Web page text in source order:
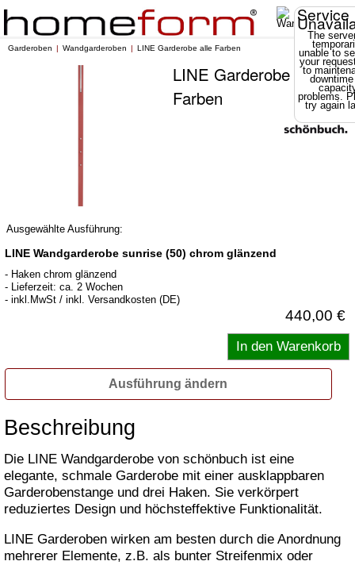
Service
The
unable to
your
to
problems.
try again
Garderoben Wandgarderoben LINE Garderobe alle Farben
LINE Garderobe alle
Farben
Ausgewählte Ausführung:
LINE Wandgarderobe sunrise (50) chrom glänzend
- Haken chrom glänzend
- Lieferzeit: ca. 2 Wochen
- inkl.MwSt / inkl. Versandkosten (DE)
440,00 €
Ausführung ändern
Beschreibung
Die LINE Wandgarderobe von schönbuch ist eine
elegante, schmale Garderobe mit einer ausklappbaren
Garderobenstange und drei Haken. Sie verkörpert
reduziertes Design und höchsteffektive Funktionalität.
LINE Garderoben wirken am besten durch die Anordnung
mehrerer Elemente, z.B. als bunter Streifenmix oder